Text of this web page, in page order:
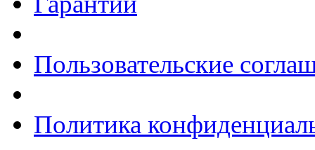
Пользовательские
Политика